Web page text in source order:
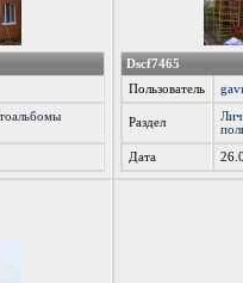
Dscf7465
Пользователь
Раздел
Дата